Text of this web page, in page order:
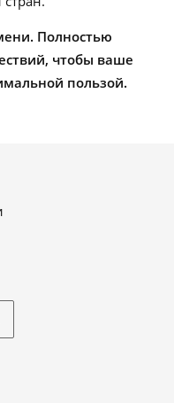
Полностью
чтобы ваше
пользой.